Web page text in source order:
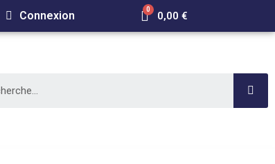
Connexion 0,00 €